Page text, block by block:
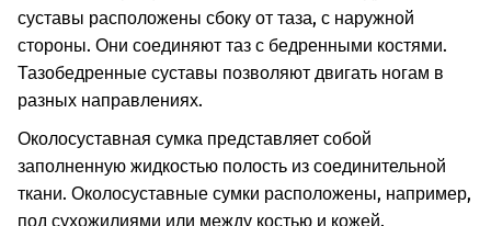
суставы расположены сбоку от таза, с наружной
стороны. Они соединяют таз с бедренными костями.
Тазобедренные суставы позволяют двигать ногам в
разных направлениях.
Околосуставная сумка представляет собой
заполненную жидкостью полость из соединительной
ткани. Околосуставные сумки расположены, например,
под сухожилиями или между костью и кожей.